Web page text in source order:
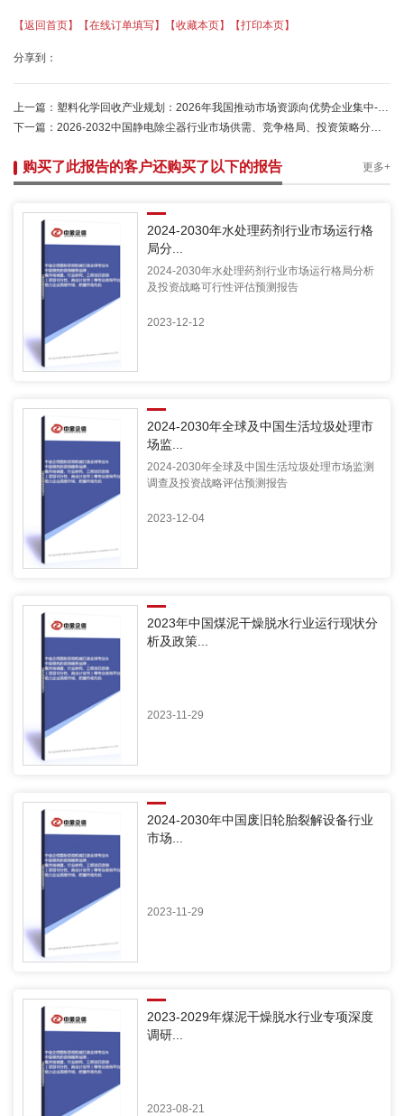
【返回首页】 【在线订单填写】 【收藏本页】 【打印本页】
分享到：
上一篇： 塑料化学回收产业规划：2026年我国推动市场资源向优势企业集中-中金企信发布
下一篇： 2026-2032中国静电除尘器行业市场供需、竞争格局、投资策略分析报告
购买了此报告的客户还购买了以下的报告 更多+
2024-2030年水处理药剂行业市场运行格
局分...
2024-2030年水处理药剂行业市场运行格局分析
及投资战略可行性评估预测报告
2023-12-12
2024-2030年全球及中国生活垃圾处理市
场监...
2024-2030年全球及中国生活垃圾处理市场监测
调查及投资战略评估预测报告
2023-12-04
2023年中国煤泥干燥脱水行业运行现状分
析及政策...
2023-11-29
2024-2030年中国废旧轮胎裂解设备行业
市场...
2023-11-29
2023-2029年煤泥干燥脱水行业专项深度
调研...
2023-08-21